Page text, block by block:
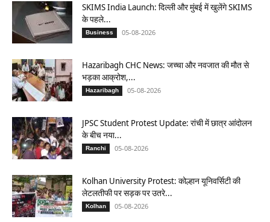
SKIMS India Launch: दिल्ली और मुंबई में खुलेंगे SKIMS
के पहले...
Business 05-08-2026
Hazaribagh CHC News: जच्चा और नवजात की मौत से
भड़का आक्रोश,...
Hazaribagh 05-08-2026
JPSC Student Protest Update: रांची में छात्र आंदोलन
के बीच नया...
Ranchi 05-08-2026
Kolhan University Protest: कोल्हान यूनिवर्सिटी की
लेटलतीफी पर सड़क पर उतरे...
Kolhan 05-08-2026